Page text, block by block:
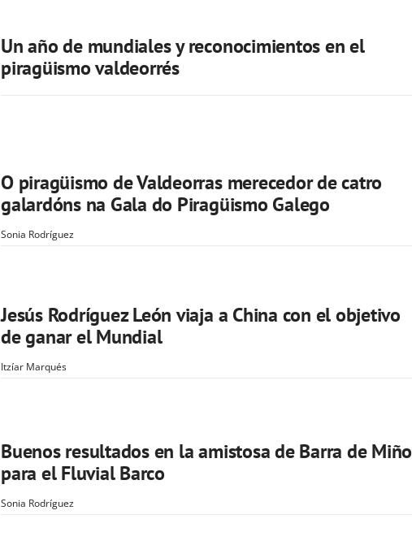
Un año de mundiales y reconocimientos en el
piragüismo valdeorrés
O piragüismo de Valdeorras merecedor de catro
galardóns na Gala do Piragüismo Galego
Sonia Rodríguez
Jesús Rodríguez León viaja a China con el objetivo
de ganar el Mundial
Itzíar Marqués
Buenos resultados en la amistosa de Barra de Miño
para el Fluvial Barco
Sonia Rodríguez